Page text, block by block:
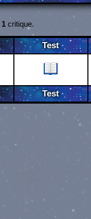
1critique.
Test
Test